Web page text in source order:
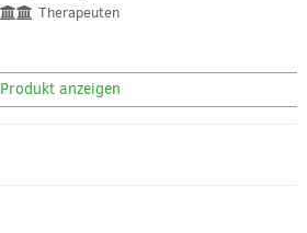
Therapeuten
Produkt anzeigen